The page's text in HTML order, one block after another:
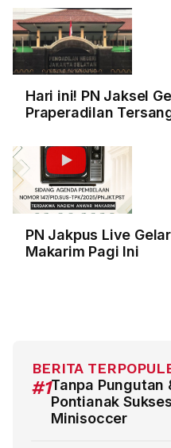
Hari ini! PN Jaksel
Praperadilan
PN Jakpus Live
Makarim Pagi Ini
BERITA
#1Tanpa Pungutan
Pontianak
Minisoccer